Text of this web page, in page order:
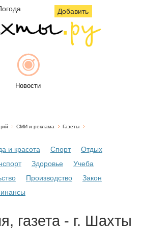
Добавить
Новости
Объявления
СМИ и реклама Газеты
и красота Спорт
Отдых
Здоровье
Учеба
Производство
Закон
газета - г. Шахты